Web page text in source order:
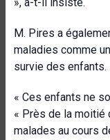
M. Pires a
maladies comme
survie des enfants.
« Ces enfants ne
« Près de la moitié
malades au cours